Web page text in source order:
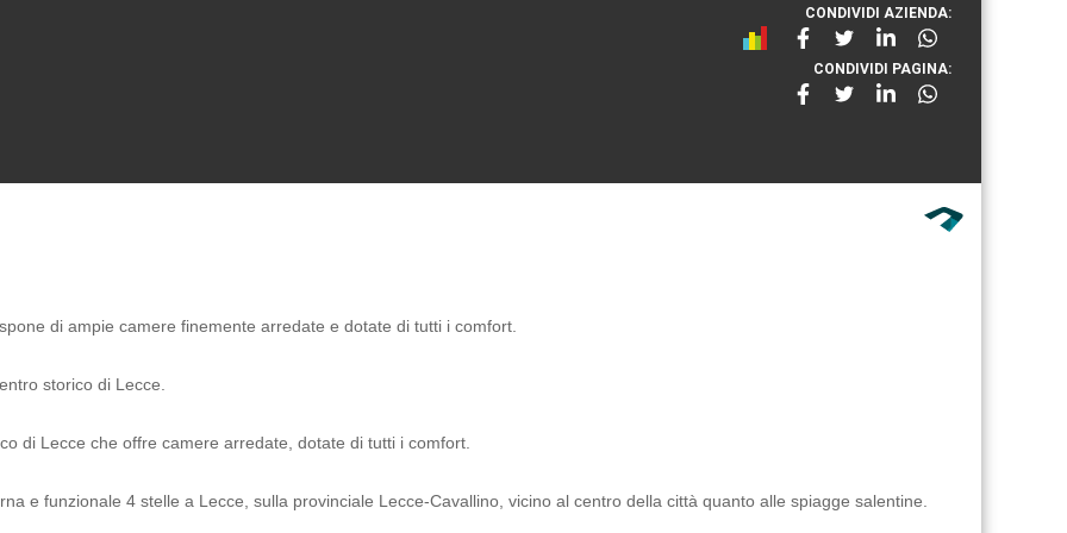
CONDIVIDI AZIENDA:
CONDIVIDI PAGINA:
di ampie camere finemente arredate e dotate di tutti i comfort.
storico di Lecce.
di Lecce che offre camere arredate, dotate di tutti i comfort.
e funzionale 4 stelle a Lecce, sulla provinciale Lecce-Cavallino, vicino al centro della città quanto alle spiagge salentine.